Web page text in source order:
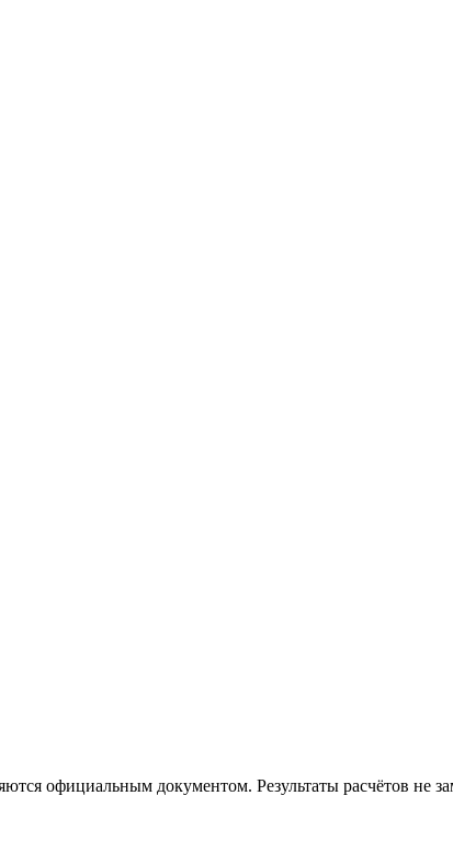
официальным документом. Результаты расчётов не